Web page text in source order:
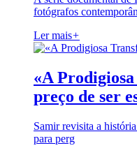
fotógrafos contemporân
Ler mais+
«A
preço de ser
Samir revisita a
para perg